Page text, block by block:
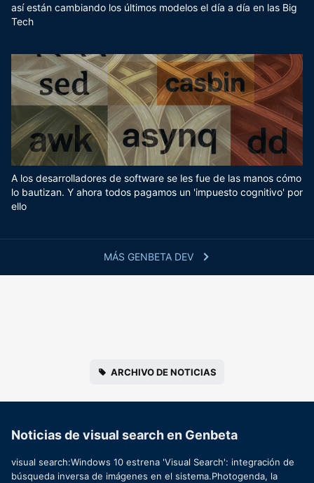
MÁS GENBETA DEV
así están cambiando los últimos modelos el día a día en las Big
Tech
A los desarrolladores de software se les fue de las manos cómo
lo bautizan. Y ahora todos pagamos un 'impuesto cognitivo' por
ello
ARCHIVO DE NOTICIAS
Noticias de visual search en Genbeta
visual search:Windows 10 estrena 'Visual Search': integración de
búsqueda inversa de imágenes en el sistema.Photogenda, la